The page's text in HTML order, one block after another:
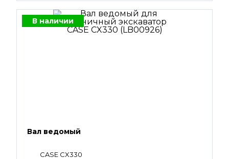
В наличии
Вал ведомый
CASE CX330